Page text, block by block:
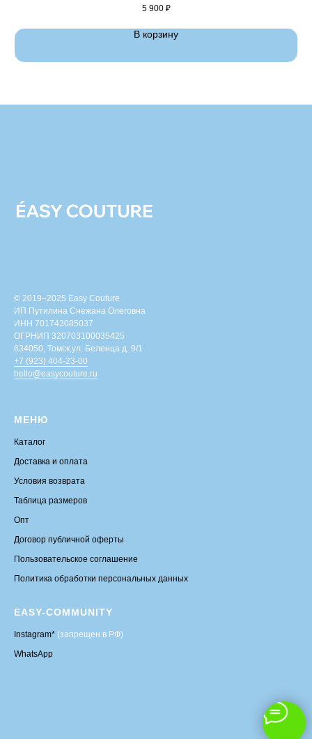
5 900 ₽
В корзину
© 2019–2025 Easy Couture
ИП Путилина Снежана Олеговна
ИНН 701743085037
ОГРНИП 320703100035425
634050, Томск,ул. Беленца д. 9/1
+7 (923) 404-23-00
hello@easycouture.ru
МЕНЮ
Каталог
Доставка и оплата
Условия возврата
Таблица размеров
Опт
Договор публичной оферты
Пользовательское соглашение
Политика обработки персональных данных
EASY-COMMUNITY
Instagram* (запрещен в РФ)
WhatsApp